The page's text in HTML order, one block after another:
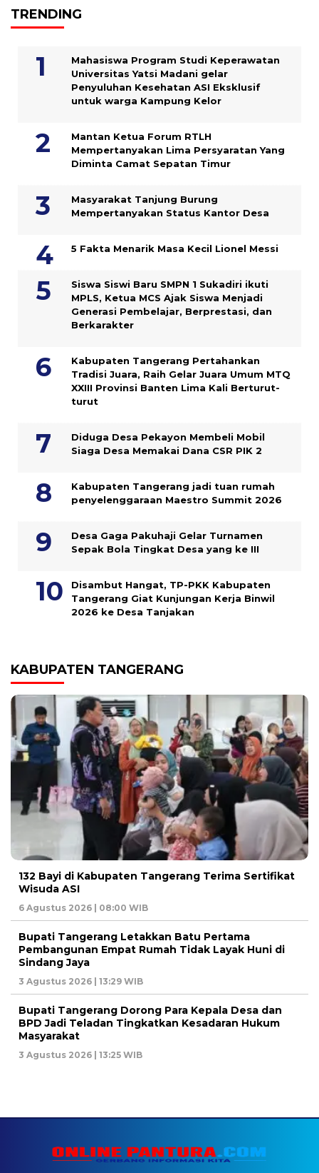
TRENDING
Mahasiswa Program Studi Keperawatan
Universitas Yatsi Madani gelar
Penyuluhan Kesehatan ASI Eksklusif
untuk warga Kampung ‎Kelor
Mantan Ketua Forum RTLH
Mempertanyakan Lima Persyaratan Yang
Diminta Camat Sepatan Timur
Masyarakat Tanjung Burung
Mempertanyakan Status Kantor Desa
5 Fakta Menarik Masa Kecil Lionel Messi
Siswa Siswi Baru SMPN 1 Sukadiri ikuti
MPLS, Ketua MCS Ajak Siswa Menjadi
Generasi Pembelajar, Berprestasi, dan
Berkarakter
Kabupaten Tangerang Pertahankan
Tradisi Juara, Raih Gelar Juara Umum MTQ
XXIII Provinsi Banten Lima Kali Berturut-
turut
Diduga Desa Pekayon Membeli Mobil
Siaga Desa Memakai Dana CSR PIK 2
Kabupaten Tangerang jadi tuan rumah
penyelenggaraan Maestro Summit 2026
Desa Gaga Pakuhaji Gelar Turnamen
Sepak Bola Tingkat Desa yang ke III
Disambut Hangat, TP-PKK Kabupaten
Tangerang Giat Kunjungan Kerja Binwil
2026 ke Desa Tanjakan
KABUPATEN TANGERANG
132 Bayi di Kabupaten Tangerang Terima Sertifikat
Wisuda ASI
6 Agustus 2026 | 08:00 WIB
Bupati Tangerang Letakkan Batu Pertama
Pembangunan Empat Rumah Tidak Layak Huni di
Sindang Jaya
3 Agustus 2026 | 13:29 WIB
Bupati Tangerang Dorong Para Kepala Desa dan
BPD Jadi Teladan Tingkatkan Kesadaran Hukum
Masyarakat
3 Agustus 2026 | 13:25 WIB